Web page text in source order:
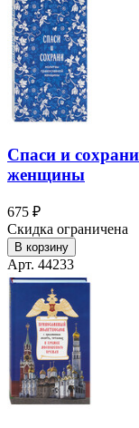
Спаси и
женщины
675 ₽
Скидка ограничена
В корзину
Арт. 44233